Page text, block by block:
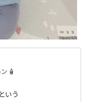
🧴
いう